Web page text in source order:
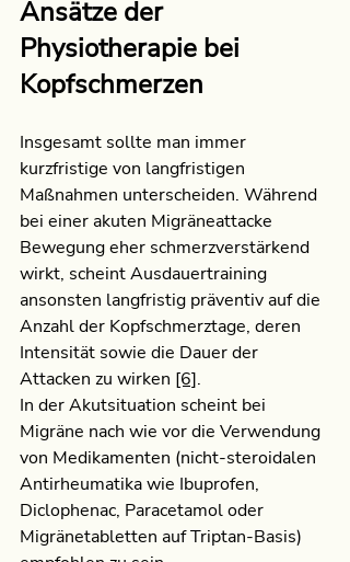
Ansätze der
Physiotherapie bei
Kopfschmerzen
Insgesamt sollte man immer
kurzfristige von langfristigen
Maßnahmen unterscheiden. Während
bei einer akuten Migräneattacke
Bewegung eher schmerzverstärkend
wirkt, scheint Ausdauertraining
ansonsten langfristig präventiv auf die
Anzahl der Kopfschmerztage, deren
Intensität sowie die Dauer der
Attacken zu wirken [6].
In der Akutsituation scheint bei
Migräne nach wie vor die Verwendung
von Medikamenten (nicht-steroidalen
Antirheumatika wie Ibuprofen,
Diclophenac, Paracetamol oder
Migränetabletten auf Triptan-Basis)